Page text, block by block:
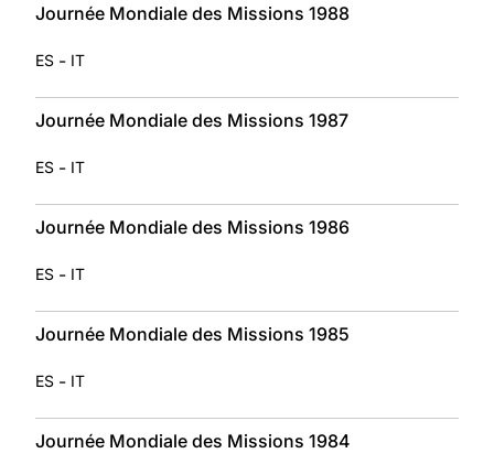
Journée Mondiale des Missions 1988
ES - IT
Journée Mondiale des Missions 1987
ES - IT
Journée Mondiale des Missions 1986
ES - IT
Journée Mondiale des Missions 1985
ES - IT
Journée Mondiale des Missions 1984